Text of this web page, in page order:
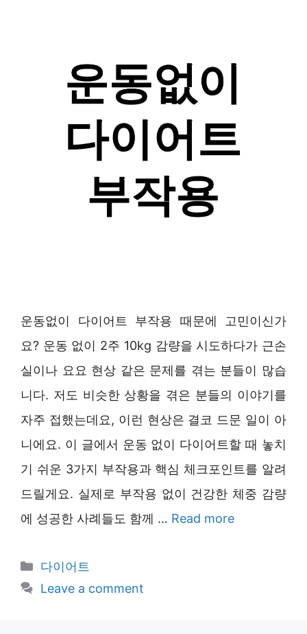
운동없이 다이어트 부작용 때문에 고민이신가
요? 운동 없이 2주 10kg 감량을 시도하다가 근손
실이나 요요 현상 같은 문제를 겪는 분들이 많습
니다. 저도 비슷한 상황을 겪은 분들의 이야기를
자주 접했는데요, 이런 현상은 결코 드문 일이 아
니에요. 이 글에서 운동 없이 다이어트할 때 놓치
기 쉬운 3가지 부작용과 핵심 체크포인트를 알려
드릴게요. 실제로 부작용 없이 건강한 체중 감량
에 성공한 사례들도 함께 … Read more
Categories
다이어트
Leave a comment